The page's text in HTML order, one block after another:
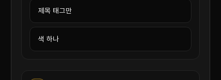
제목 태그만
색 하나